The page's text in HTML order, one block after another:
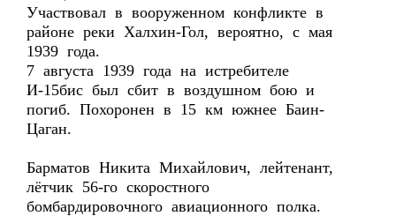
Участвовал в вооруженном конфликте в
районе реки Халхин-Гол, вероятно, с мая
1939 года.
7 августа 1939 года на истребителе
И-15бис был сбит в воздушном бою и
погиб. Похоронен в 15 км южнее Баин-
Цаган.
Барматов Никита Михайлович, лейтенант,
лётчик 56-го скоростного
бомбардировочного авиационного полка.